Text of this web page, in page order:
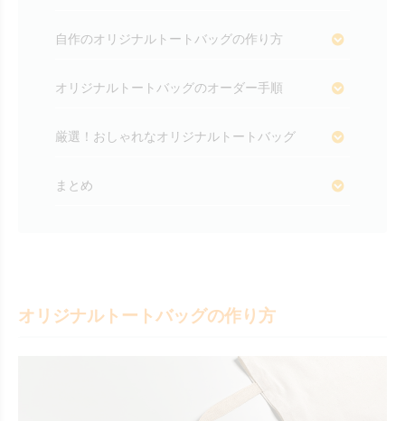
自作のオリジナルトートバッグの作り方
オリジナルトートバッグのオーダー手順
厳選！おしゃれなオリジナルトートバッグ
まとめ
オリジナルトートバッグの作り方